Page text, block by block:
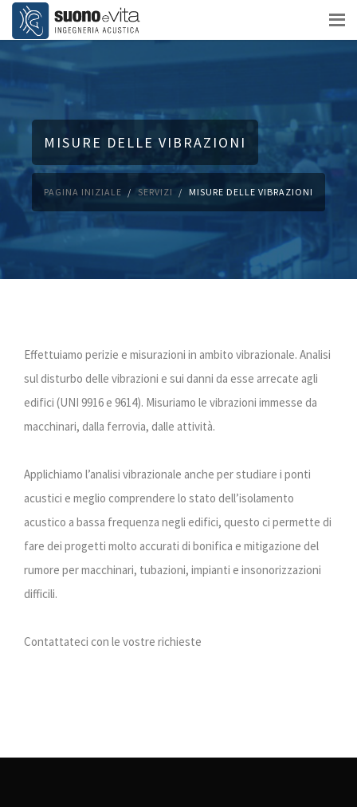
MISURE DELLE VIBRAZIONI
PAGINA INIZIALE SERVIZI MISURE DELLE VIBRAZIONI
Effettuiamo perizie e misurazioni in ambito vibrazionale. Analisi
sul disturbo delle vibrazioni e sui danni da esse arrecate agli
edifici (UNI 9916 e 9614). Misuriamo le vibrazioni immesse da
macchinari, dalla ferrovia, dalle attività.
Applichiamo l’analisi vibrazionale anche per studiare i ponti
acustici e meglio comprendere lo stato dell’isolamento
acustico a bassa frequenza negli edifici, questo ci permette di
fare dei progetti molto accurati di bonifica e mitigazione del
rumore per macchinari, tubazioni, impianti e insonorizzazioni
difficili.
Contattateci con le vostre richieste